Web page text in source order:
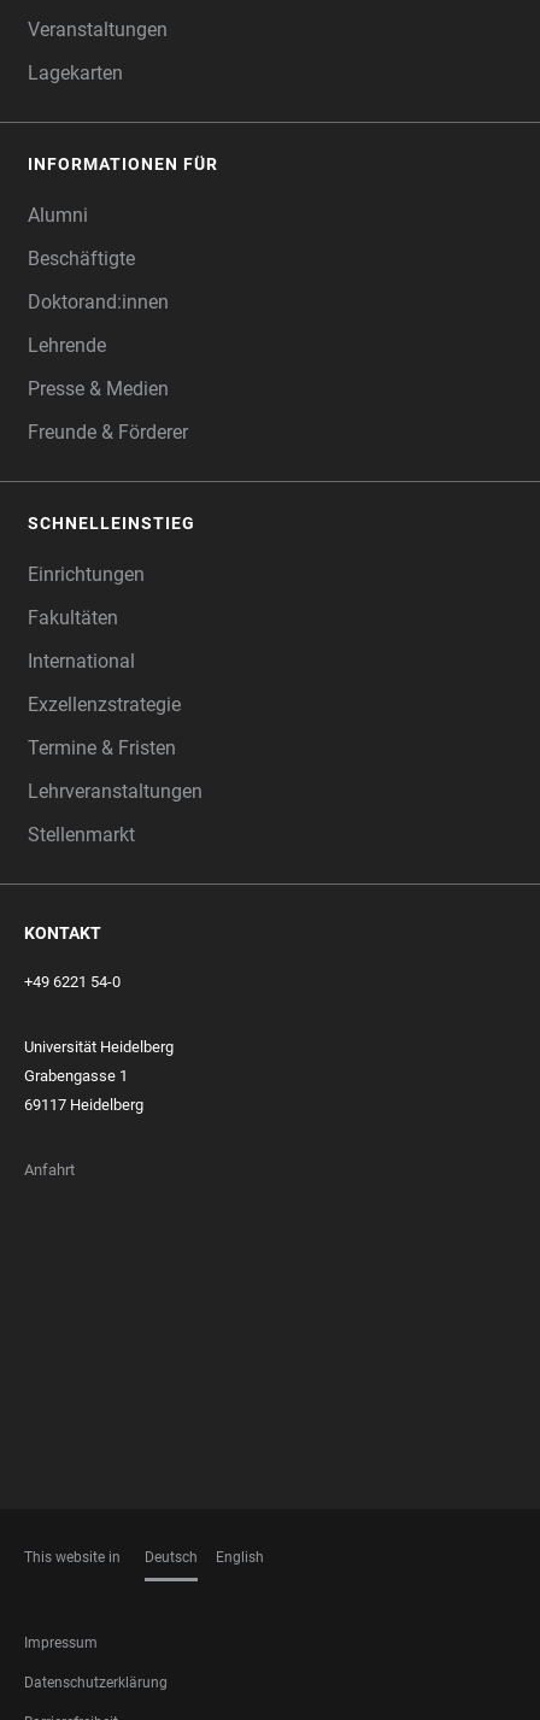
Veranstaltungen
Lagekarten
INFORMATIONEN FÜR
Alumni
Beschäftigte
Doktorand:innen
Lehrende
Presse & Medien
Freunde & Förderer
SCHNELLEINSTIEG
Einrichtungen
Fakultäten
International
Exzellenzstrategie
Termine & Fristen
Lehrveranstaltungen
Stellenmarkt
KONTAKT
+49 6221 54-0
Universität Heidelberg
Grabengasse 1
69117 Heidelberg
Anfahrt
This website in Deutsch English
FOOTER
LEGAL
Impressum
Datenschutzerklärung